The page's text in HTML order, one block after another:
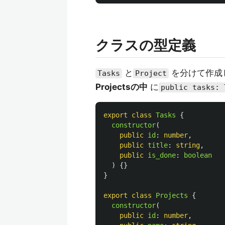
クラスの型定義
Tasks と Project
を分けて作成
Projectsの中 に public tasks:
export class Tasks
{
constructor(
public id : number,
public title: string,
public is_done:
boolean
)
{}
}
export class Projects
{
constructor(
public id : number,